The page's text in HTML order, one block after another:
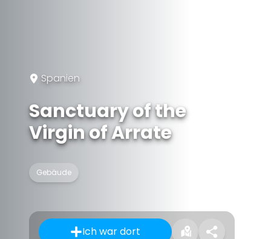
Spanien
Sanctuary of the
Virgin of Arrate
Gebäude
Ich war dort